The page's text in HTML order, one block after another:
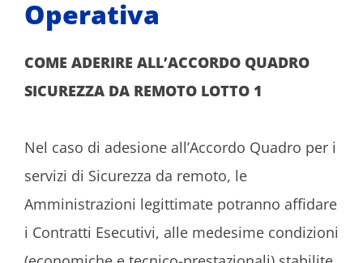
Operativa
COME ADERIRE ALL’ACCORDO QUADRO
SICUREZZA DA REMOTO LOTTO 1
Nel caso di adesione all’Accordo Quadro per i
servizi di Sicurezza da remoto, le
Amministrazioni legittimate potranno affidare
i Contratti Esecutivi, alle medesime condizioni